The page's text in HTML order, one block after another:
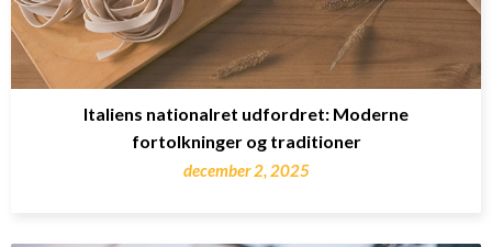
Italiens nationalret udfordret: Moderne
fortolkninger og traditioner
december 2, 2025